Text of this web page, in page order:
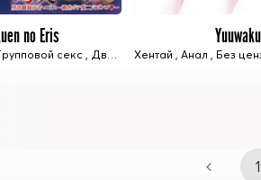
4 ИЗ 4 СЕРИЙ
no Eris
секс , Двойное проникновение ,
Yuuwaku
Хентай , Анал , Без
1